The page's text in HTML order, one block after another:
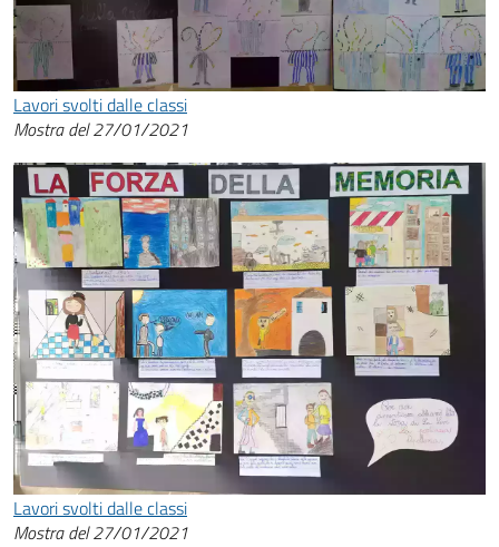
Lavori svolti dalle classi
Mostra del 27/01/2021
Lavori svolti dalle classi
Mostra del 27/01/2021